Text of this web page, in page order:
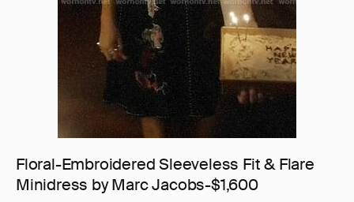
Floral-Embroidered Sleeveless Fit & Flare
Minidress by Marc Jacobs-$1,600